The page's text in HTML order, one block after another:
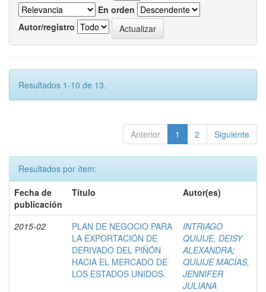
En orden
Autor/registro
Resultados 1-10 de 13.
Anterior 1 2 Siguiente
Resultados por ítem:
Fecha de
publicación
Título Autor(es)
2015-02
PLAN DE NEGOCIO PARA
LA EXPORTACIÓN DE
DERIVADO DEL PIÑÓN
HACIA EL MERCADO DE
LOS ESTADOS UNIDOS.
INTRIAGO
QUIJIJE, DEISY
ALEXANDRA;
QUIJIJE MACÍAS,
JENNIFER
JULIANA